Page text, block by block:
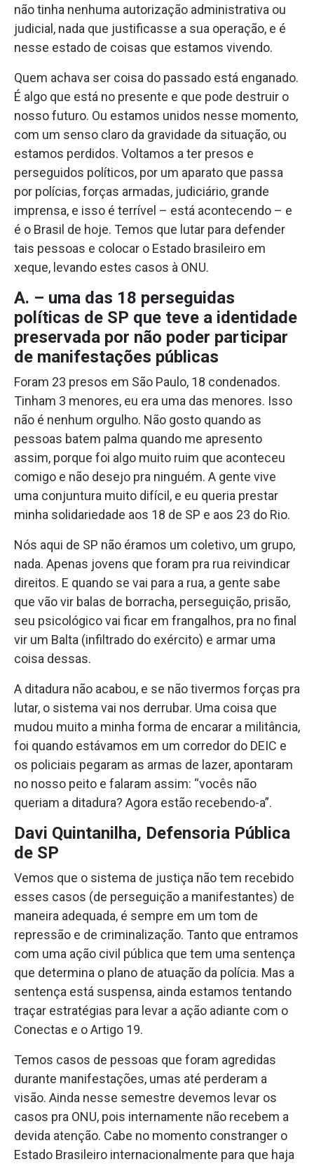
não tinha nenhuma autorização administrativa ou
judicial, nada que justificasse a sua operação, e é
nesse estado de coisas que estamos vivendo.
Quem achava ser coisa do passado está enganado.
É algo que está no presente e que pode destruir o
nosso futuro. Ou estamos unidos nesse momento,
com um senso claro da gravidade da situação, ou
estamos perdidos. Voltamos a ter presos e
perseguidos políticos, por um aparato que passa
por polícias, forças armadas, judiciário, grande
imprensa, e isso é terrível – está acontecendo – e
é o Brasil de hoje. Temos que lutar para defender
tais pessoas e colocar o Estado brasileiro em
xeque, levando estes casos à ONU.
A. – uma das 18 perseguidas
políticas de SP que teve a identidade
preservada por não poder participar
de manifestações públicas
Foram 23 presos em São Paulo, 18 condenados.
Tinham 3 menores, eu era uma das menores. Isso
não é nenhum orgulho. Não gosto quando as
pessoas batem palma quando me apresento
assim, porque foi algo muito ruim que aconteceu
comigo e não desejo pra ninguém. A gente vive
uma conjuntura muito difícil, e eu queria prestar
minha solidariedade aos 18 de SP e aos 23 do Rio.
Nós aqui de SP não éramos um coletivo, um grupo,
nada. Apenas jovens que foram pra rua reivindicar
direitos. E quando se vai para a rua, a gente sabe
que vão vir balas de borracha, perseguição, prisão,
seu psicológico vai ficar em frangalhos, pra no final
vir um Balta (infiltrado do exército) e armar uma
coisa dessas.
A ditadura não acabou, e se não tivermos forças pra
lutar, o sistema vai nos derrubar. Uma coisa que
mudou muito a minha forma de encarar a militância,
foi quando estávamos em um corredor do DEIC e
os policiais pegaram as armas de lazer, apontaram
no nosso peito e falaram assim: “vocês não
queriam a ditadura? Agora estão recebendo-a”.
Davi Quintanilha, Defensoria Pública
de SP
Vemos que o sistema de justiça não tem recebido
esses casos (de perseguição a manifestantes) de
maneira adequada, é sempre em um tom de
repressão e de criminalização. Tanto que entramos
com uma ação civil pública que tem uma sentença
que determina o plano de atuação da polícia. Mas a
sentença está suspensa, ainda estamos tentando
traçar estratégias para levar a ação adiante com o
Conectas e o Artigo 19.
Temos casos de pessoas que foram agredidas
durante manifestações, umas até perderam a
visão. Ainda nesse semestre devemos levar os
casos pra ONU, pois internamente não recebem a
devida atenção. Cabe no momento constranger o
Estado Brasileiro internacionalmente para que haja